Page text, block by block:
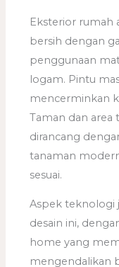
Eksterior rumah
bersih dengan
penggunaan
logam. Pintu
mencerminkan
Taman dan area
dirancang
tanaman
sesuai.
Aspek teknologi
desain ini,
home yang
mengendalikan